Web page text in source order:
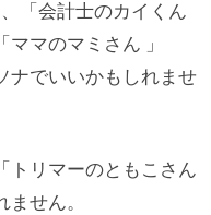
「会計士のカイくん
マのマミさん 」
ナでいいかもしれませ
トリマーのともこさん
せん。